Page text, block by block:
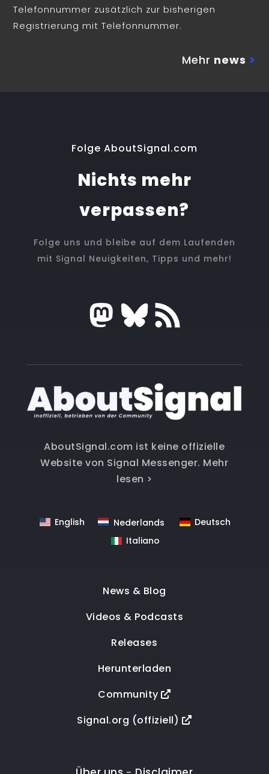
Telefonnummer zusätzlich zur bisherigen
Registrierung mit Telefonnummer.
Mehr news >
Folge AboutSignal.com
Nichts mehr
verpassen?
Folge uns und bleibe auf dem Laufenden
mit Signal Neuigkeiten, Tipps und mehr!
AboutSignal.com ist keine offizielle
Website von Signal Messenger. Mehr
lesen >
English Nederlands
Deutsch
Italiano
News & Blog
Videos & Podcasts
Releases
Herunterladen
Community
Signal.org (offiziell)